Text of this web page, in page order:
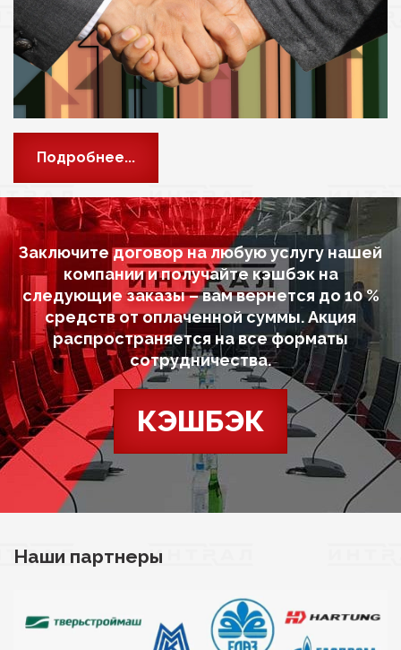
Подробнее...
Заключите договор на любую услугу нашей
компании и получайте кэшбэк на
следующие заказы – вам вернется до 10 %
средств от оплаченной суммы. Акция
распространяется на все форматы
сотрудничества.
КЭШБЭК
Наши партнеры